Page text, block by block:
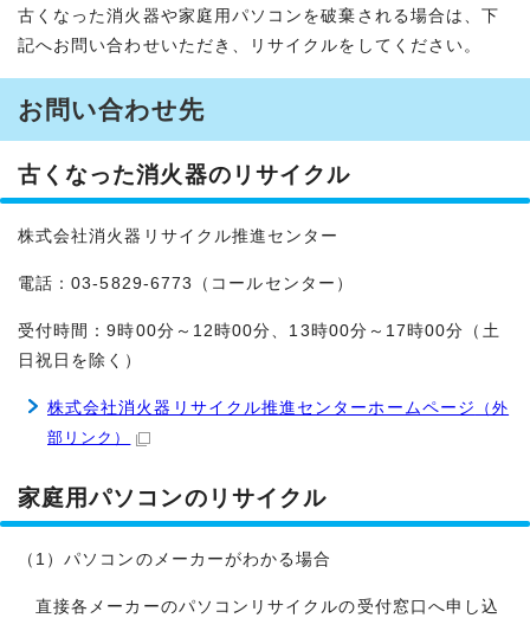
古くなった消火器や家庭用パソコンを破棄される場合は、下
記へお問い合わせいただき、リサイクルをしてください。
お問い合わせ先
古くなった消火器のリサイクル
株式会社消火器リサイクル推進センター
電話：03-5829-6773（コールセンター）
受付時間：9時00分～12時00分、13時00分～17時00分（土
日祝日を除く）
株式会社消火器リサイクル推進センターホームページ
（外
部リンク）
家庭用パソコンのリサイクル
（1）パソコンのメーカーがわかる場合
直接各メーカーのパソコンリサイクルの受付窓口へ申し込